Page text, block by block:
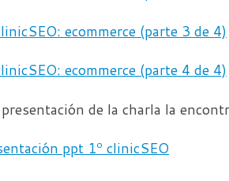
ecommerce (parte 3 de 4)
ecommerce (parte 4 de 4)
de la charla la
ppt 1º clinicSEO